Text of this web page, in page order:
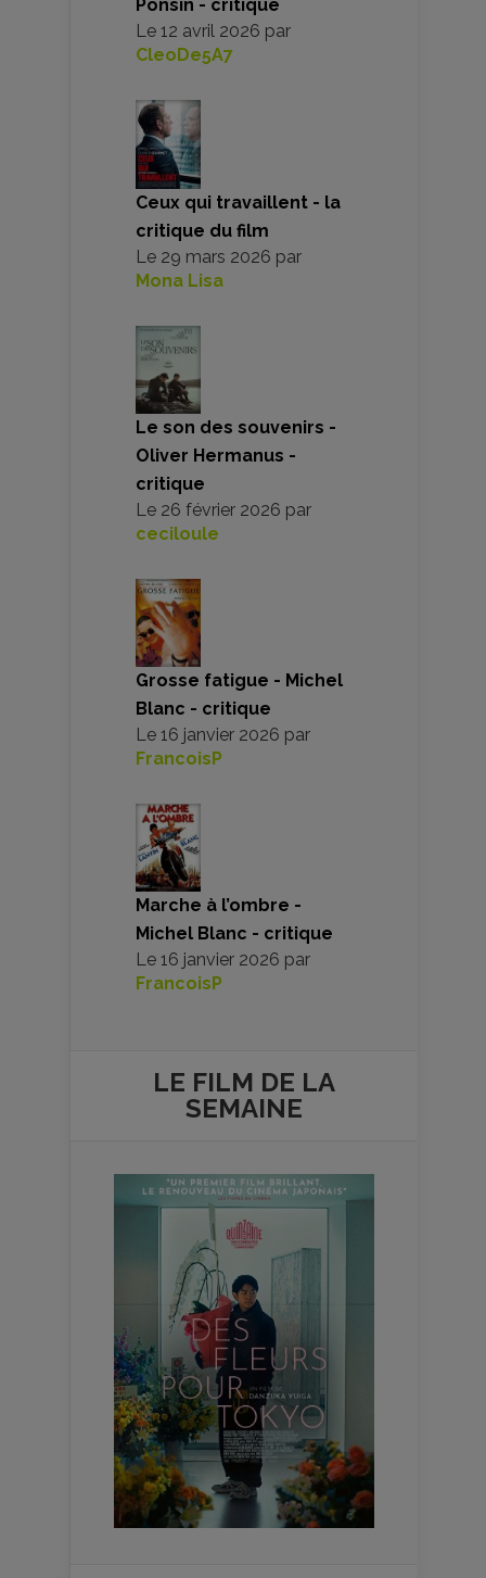
Ponsin - critique
Le 12 avril 2026 par
CleoDe5A7
Ceux qui travaillent - la
critique du film
Le 29 mars 2026 par
Mona Lisa
Le son des souvenirs -
Oliver Hermanus -
critique
Le 26 février 2026 par
ceciloule
Grosse fatigue - Michel
Blanc - critique
Le 16 janvier 2026 par
FrancoisP
Marche à l’ombre -
Michel Blanc - critique
Le 16 janvier 2026 par
FrancoisP
LE FILM DE LA
SEMAINE